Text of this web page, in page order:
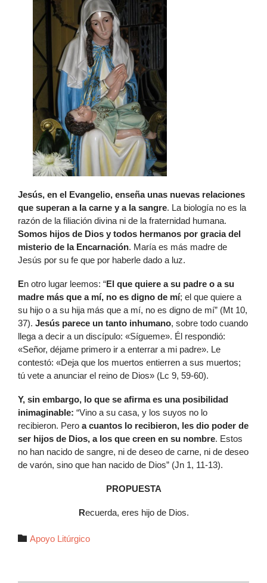
Jesús, en el Evangelio, enseña unas nuevas relaciones
que superan a la carne y a la sangre. La biología no es la
razón de la filiación divina ni de la fraternidad humana.
Somos hijos de Dios y todos hermanos por gracia del
misterio de la Encarnación. María es más madre de
Jesús por su fe que por haberle dado a luz.
En otro lugar leemos: “El que quiere a su padre o a su
madre más que a mí, no es digno de mí; el que quiere a
su hijo o a su hija más que a mí, no es digno de mí” (Mt 10,
37). Jesús parece un tanto inhumano, sobre todo cuando
llega a decir a un discípulo: «Sígueme». Él respondió:
«Señor, déjame primero ir a enterrar a mi padre». Le
contestó: «Deja que los muertos entierren a sus muertos;
tú vete a anunciar el reino de Dios» (Lc 9, 59-60).
Y, sin embargo, lo que se afirma es una posibilidad
inimaginable: “Vino a su casa, y los suyos no lo
recibieron. Pero a cuantos lo recibieron, les dio poder de
ser hijos de Dios, a los que creen en su nombre. Estos
no han nacido de sangre, ni de deseo de carne, ni de deseo
de varón, sino que han nacido de Dios” (Jn 1, 11-13).
PROPUESTA
Recuerda, eres hijo de Dios.
 Autor
Apoyo Litúrgico